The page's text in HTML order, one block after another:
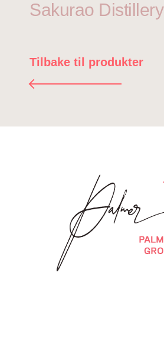
Sakurao Distillery
Tilbake til produkter